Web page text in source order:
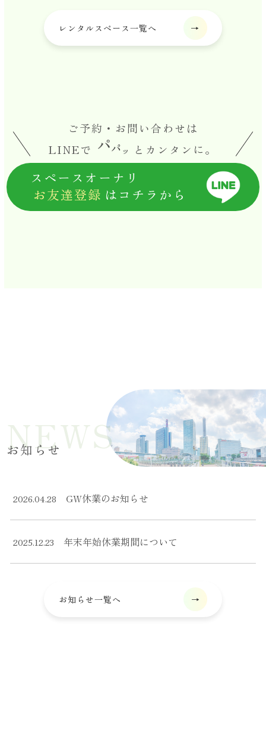
レンタルスペース一覧へ
ご予約・お問い合わせは
LINEで
とカンタンに。
スペースオーナリ
お友達登録 はコチラから
お知らせ
2026.04.28 GW休業のお知らせ
2025.12.23 年末年始休業期間について
お知らせ一覧へ